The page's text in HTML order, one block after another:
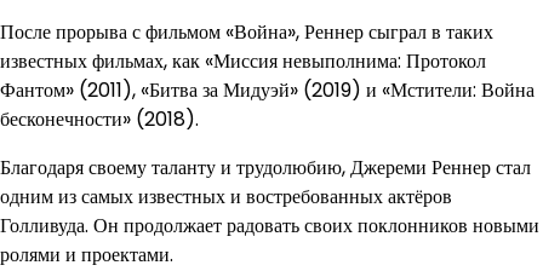
После прорыва с фильмом «Война», Реннер сыграл в таких
известных фильмах, как «Миссия невыполнима: Протокол
Фантом» (2011), «Битва за Мидуэй» (2019) и «Мстители: Война
бесконечности» (2018).
Благодаря своему таланту и трудолюбию, Джереми Реннер стал
одним из самых известных и востребованных актёров
Голливуда. Он продолжает радовать своих поклонников новыми
ролями и проектами.